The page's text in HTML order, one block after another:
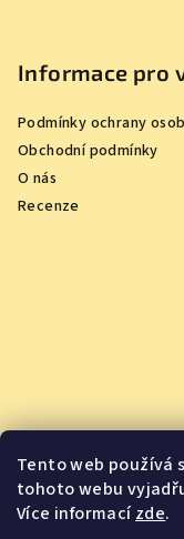
Tento web používá
tohoto webu
Více informacízde.
Informace pro
Podmínky ochrany
Obchodní podmínky
O nás
Recenze